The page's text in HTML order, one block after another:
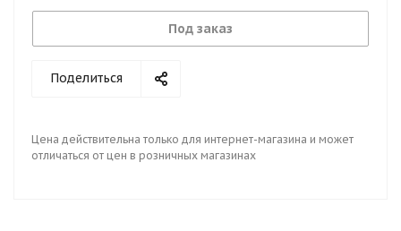
Под заказ
Поделиться
Цена действительна только для интернет-магазина и может
отличаться от цен в розничных магазинах